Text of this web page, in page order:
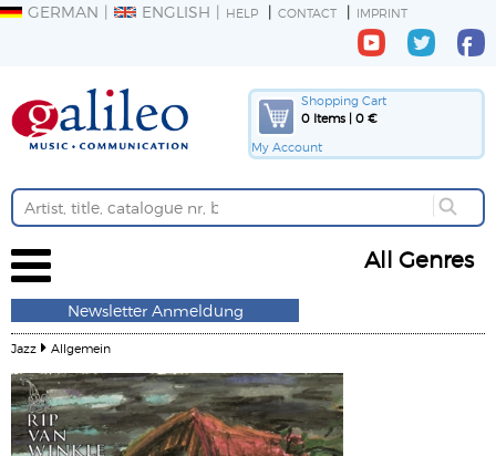
GERMAN ENGLISH HELP CONTACT IMPRINT
Shopping Cart
0 Items | 0 €
My Account
All Genres
Newsletter Anmeldung
Jazz Allgemein